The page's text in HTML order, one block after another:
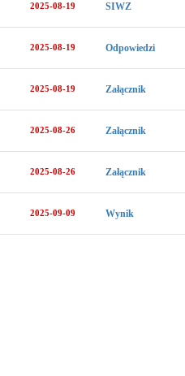
2025-08-19 SIWZ
2025-08-19 Odpowiedzi
2025-08-19 Załącznik
2025-08-26 Załącznik
2025-08-26 Załącznik
2025-09-09 Wynik